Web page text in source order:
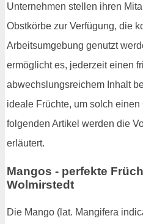
Unternehmen stellen ihren
Obstkörbe zur Verfügung, die
Arbeitsumgebung genutzt
ermöglicht es, jederzeit einen
abwechslungsreichem Inhalt
ideale Früchte, um solch
folgenden Artikel werden die
erläutert.
Mangos - perfekte
Wolmirstedt
Die Mango (lat. Mangifera